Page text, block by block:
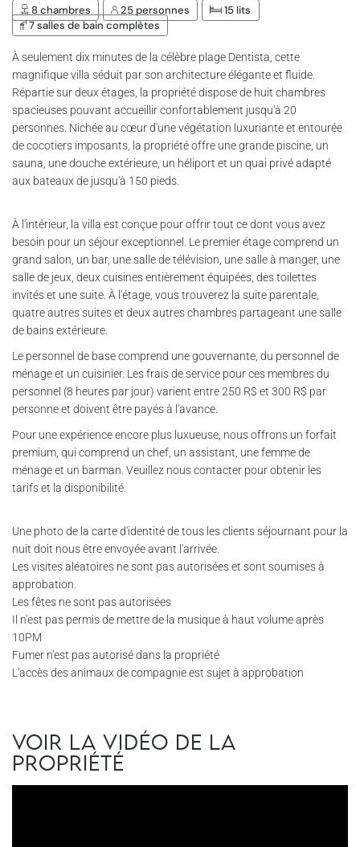
8 chambres 25 personnes
15 lits
7 salles de bain complètes
À seulement dix minutes de la célèbre plage Dentista, cette
magnifique villa séduit par son architecture élégante et fluide.
Répartie sur deux étages, la propriété dispose de huit chambres
spacieuses pouvant accueillir confortablement jusqu'à 20
personnes. Nichée au cœur d'une végétation luxuriante et entourée
de cocotiers imposants, la propriété offre une grande piscine, un
sauna, une douche extérieure, un héliport et un quai privé adapté
aux bateaux de jusqu'à 150 pieds.
À l'intérieur, la villa est conçue pour offrir tout ce dont vous avez
besoin pour un séjour exceptionnel. Le premier étage comprend un
grand salon, un bar, une salle de télévision, une salle à manger, une
salle de jeux, deux cuisines entièrement équipées, des toilettes
invités et une suite. À l'étage, vous trouverez la suite parentale,
quatre autres suites et deux autres chambres partageant une salle
de bains extérieure.
Le personnel de base comprend une gouvernante, du personnel de
ménage et un cuisinier. Les frais de service pour ces membres du
personnel (8 heures par jour) varient entre 250 R$ et 300 R$ par
personne et doivent être payés à l'avance.
Pour une expérience encore plus luxueuse, nous offrons un forfait
premium, qui comprend un chef, un assistant, une femme de
ménage et un barman. Veuillez nous contacter pour obtenir les
tarifs et la disponibilité.
Une photo de la carte d'identité de tous les clients séjournant pour la
nuit doit nous être envoyée avant l'arrivée.
Les visites aléatoires ne sont pas autorisées et sont soumises à
approbation.
Les fêtes ne sont pas autorisées
Il n'est pas permis de mettre de la musique à haut volume après
10PM
Fumer n'est pas autorisé dans la propriété
L'accès des animaux de compagnie est sujet à approbation
Voir la vidéo de la
propriété